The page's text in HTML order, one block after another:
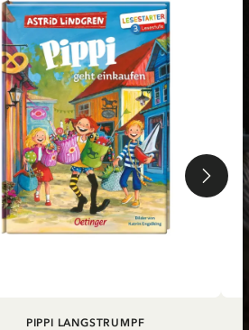
IN DEN WARENKORB
PIPPI LANGSTRUMPF